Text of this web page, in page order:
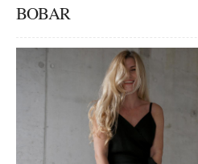
BOBAR